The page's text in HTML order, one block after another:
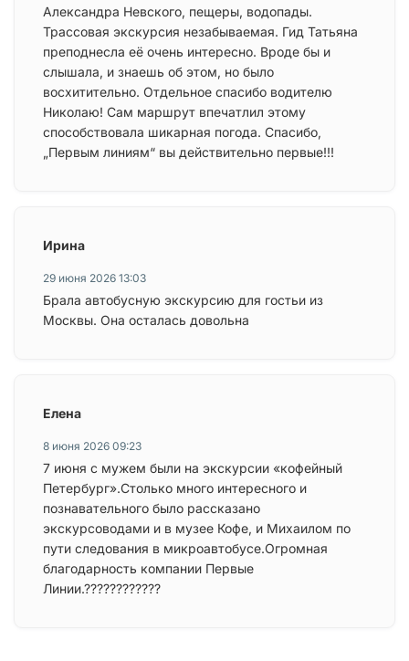
Александра Невского, пещеры, водопады.
Трассовая экскурсия незабываемая. Гид Татьяна
преподнесла её очень интересно. Вроде бы и
слышала, и знаешь об этом, но было
восхитительно. Отдельное спасибо водителю
Николаю! Сам маршрут впечатлил этому
способствовала шикарная погода. Спасибо,
„Первым линиям“ вы действительно первые!!!
Ирина
29 июня 2026 13:03
Брала автобусную экскурсию для гостьи из
Москвы. Она осталась довольна
Елена
8 июня 2026 09:23
7 июня с мужем были на экскурсии «кофейный
Петербург».Столько много интересного и
познавательного было рассказано
экскурсоводами и в музее Кофе, и Михаилом по
пути следования в микроавтобусе.Огромная
благодарность компании Первые
Линии.????????????